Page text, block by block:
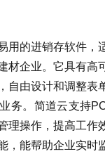
用的进销存软件，
材企业。它具有高
自由设计和调整表
务。简道云支持
理操作，提高工作
，能帮助企业实时